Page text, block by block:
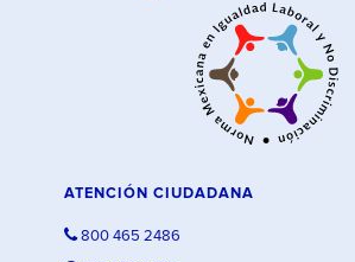
ATENCIÓN CIUDADANA
800 465 2486